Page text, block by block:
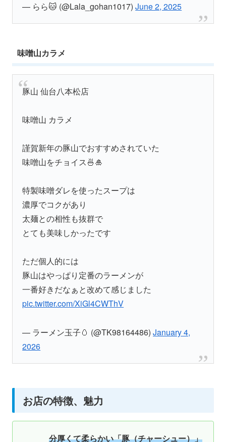
— らら🐱 (@Lala_gohan1017)June 2, 2025
味噌山カラメ
豚山 仙台八本松店
味噌山 カラメ
謹賀新年の豚山でおすすめされていた
味噌山をチョイス🍜🎍
特製味噌ダレを使ったスープは
濃厚でコクがあり
太麺との相性も抜群で
とても美味しかったです
ただ個人的には
豚山はやっぱり定番のラーメンが
一番好きだなぁと改めて感じました
pic.twitter.com/XiGl4CWThV
— ラーメン玉子🥚 (@TK98164486)January 4,
2026
お店の特徴、魅力
分厚くて柔らかい「豚（チャーシュー）」